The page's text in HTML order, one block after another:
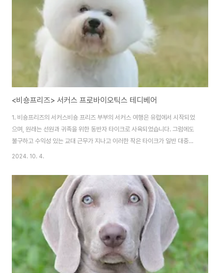
했는데, 이 게임은 기능적일 뿐만 아니라 지위의 상징이기도 했습니다. 이 타이
크는 종종 금목걸이로 장식되..
<비숑프리즈> 서커스 프로바이오틱스 테디베어
1. 비숑프리즈의 서커스비숑 프리즈 부부의 서커스 여행은 유럽에서 시작되었
으며, 원래는 선원과 귀족을 위한 동반자 타이크로 사육되었습니다. 그럼에도
불구하고 수익성 있는 교대 근무가 지나고 이러한 작은 타이크가 일반 대중에
게 더 쉽게 다가갈 수 있게 되면서 사회에서 비숑은 진화하기 시작했습니다. 19
스가 유행을 타고 성장하던 프랑스에서 자신의 손에 자리 잡았습니다. 플레이
어들은 비숑이 사랑스러울 뿐만 아니라 대체로 지적이고 훈련하기 쉽다는 사실
을 재빨리 깨달았습니다. 이러한 특성 덕분에 정확한 협업과 집중력, 복잡한 루
틴을 배울 수 있는 능력이 필요한 서커스 공연에 완벽하게 어울렸습니다. 비숑
은 타이트 로프를 걷고, 곡예 트릭을 연..
2024. 10. 4.